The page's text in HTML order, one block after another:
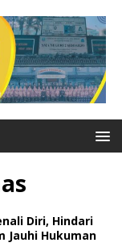
Diri, Hindari
Jauhi Hukuman